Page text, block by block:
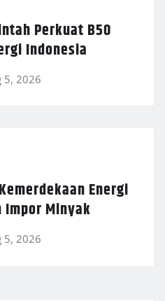
Perkuat B50
Indonesia
5, 2026
Energi
Minyak
5, 2026